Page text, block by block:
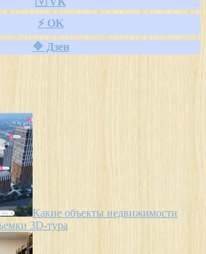
⚡ OK
🔷 Дзен
Какие объекты недвижимости
3D-тура